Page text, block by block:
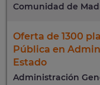
Comunidad de
Oferta de 1300
Pública en
Estado
Administración